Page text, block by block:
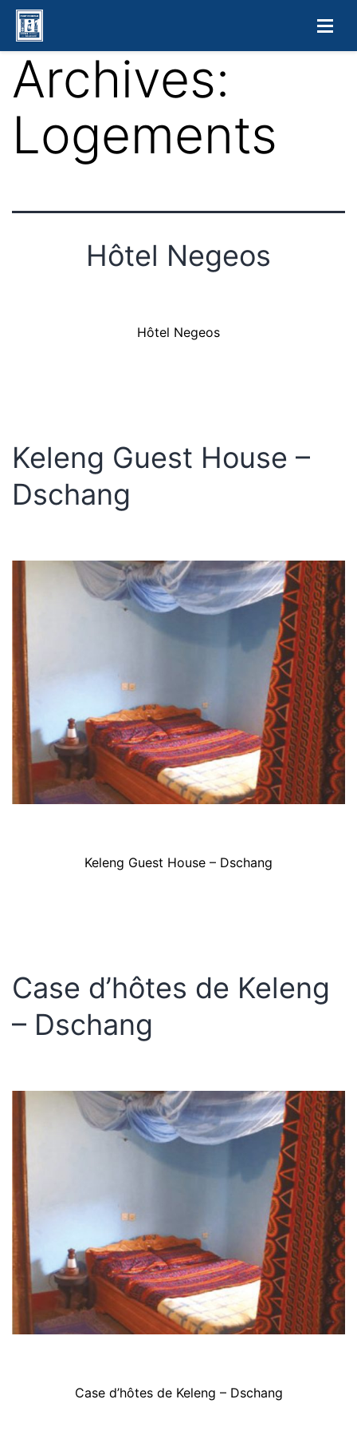
Archives:
Logements
Hôtel Negeos
Hôtel Negeos
Keleng Guest House –
Dschang
Keleng Guest House – Dschang
Case d’hôtes de Keleng
– Dschang
Case d’hôtes de Keleng – Dschang